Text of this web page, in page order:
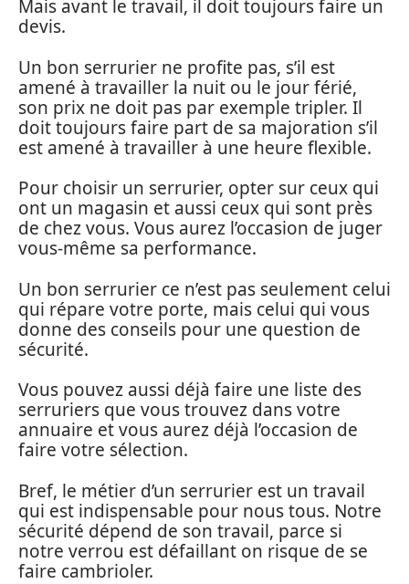
Mais avant le travail, il doit toujours faire un
devis.
Un bon serrurier ne profite pas, s’il est
amené à travailler la nuit ou le jour férié,
son prix ne doit pas par exemple tripler. Il
doit toujours faire part de sa majoration s’il
est amené à travailler à une heure flexible.
Pour choisir un serrurier, opter sur ceux qui
ont un magasin et aussi ceux qui sont près
de chez vous. Vous aurez l’occasion de juger
vous-même sa performance.
Un bon serrurier ce n’est pas seulement celui
qui répare votre porte, mais celui qui vous
donne des conseils pour une question de
sécurité.
Vous pouvez aussi déjà faire une liste des
serruriers que vous trouvez dans votre
annuaire et vous aurez déjà l’occasion de
faire votre sélection.
Bref, le métier d’un serrurier est un travail
qui est indispensable pour nous tous. Notre
sécurité dépend de son travail, parce si
notre verrou est défaillant on risque de se
faire cambrioler.